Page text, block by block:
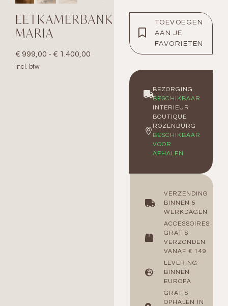
EETKAMERBANK
MARIA
€ 999,00 - € 1.400,00
incl. btw
TOEVOEGEN
AAN JE
FAVORIETEN
BEZORGING
BESCHIKBAAR
INTERIEUR
BOUTIQUE
ROZENBURG
BESCHIKBAAR
VOOR
AFHALEN
VERZENDING
BINNEN 5
WERKDAGEN
ACCESSOIRES
GRATIS
VERZONDEN
VANAF € 149
LEVERING
BINNEN
EUROPA
GRATIS
OPHALEN IN